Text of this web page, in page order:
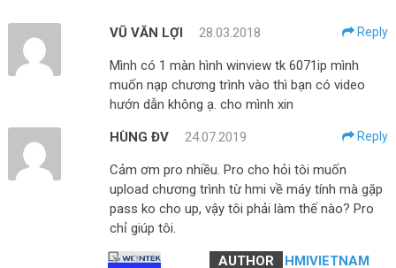
VŨ VĂN LỢI 28.03.2018 Reply
Mình có 1 màn hình winview tk 6071ip mình
muốn nạp chương trình vào thì bạn có video
hướn dẫn không ạ. cho mình xin
HÙNG ĐV 24.07.2019 Reply
Cảm ơm pro nhiều. Pro cho hỏi tôi muốn
upload chương trình từ hmi về máy tính mà gặp
pass ko cho up, vậy tôi phải làm thế nào? Pro
chỉ giúp tôi.
HMIVIETNAM